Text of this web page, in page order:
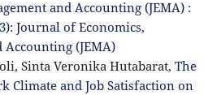
and Accounting (JEMA) :
Journal of Economics,
Accounting (JEMA)
Sinta Veronika Hutabarat, The
Climate and Job Satisfaction on